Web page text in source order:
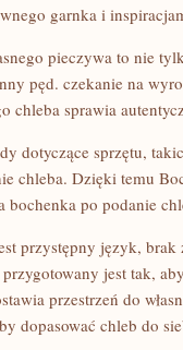
garnka i
pieczywa to nie
pęd. czekanie na
chleba sprawia
dotyczące sprzętu,
chleba. Dzięki temu
po podanie
przystępny język, brak
jest tak,
przestrzeń do
dopasować chleb do